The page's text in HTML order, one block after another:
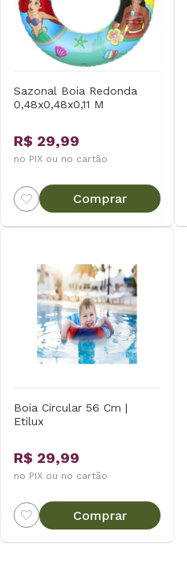
Sazonal Boia Redonda
0,48x0,48x0,11 M
R$ 29,99
no PIX ou no cartão
Comprar
Boia Circular 56 Cm |
Etilux
R$ 29,99
no PIX ou no cartão
Comprar